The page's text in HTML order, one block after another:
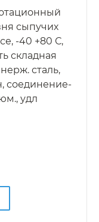
сыпучих
-40 +80 С,
складная
сталь,
соединение-
удл